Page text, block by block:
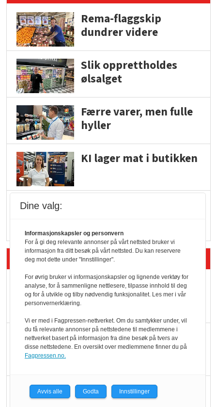
Rema-flaggskip
dundrer videre
Slik opprettholdes
ølsalget
Færre varer, men fulle
hyller
KI lager mat i butikken
Siste artikler - Økologisk
Kolonihagens norske
yoghurt: Trues av
Marit Kolby vant
Økologisk Norge sin
Blir enklere å velge
økologisk i butikkhylla
Dine valg:
Informasjonskapsler og personvern
For å gi deg relevante annonser på vårt nettsted bruker vi
informasjon fra ditt besøk på vårt nettsted. Du kan reservere
deg mot dette under "Innstillinger".
For øvrig bruker vi informasjonskapsler og lignende verktøy for
analyse, for å sammenligne nettlesere, tilpasse innhold til deg
og for å utvikle og tilby nødvendig funksjonalitet. Les mer i vår
personvernerklæring.
Vi er med i Fagpressen-nettverket. Om du samtykker under, vil
du få relevante annonser på nettstedene til medlemmene i
nettverket basert på informasjon fra dine besøk på tvers av
disse nettstedene. En oversikt over medlemmene finner du på
Fagpressen.no.
Avvis alle Godta Innstillinger